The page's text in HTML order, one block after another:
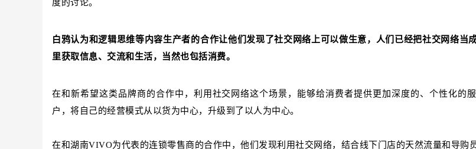
度的讨论。
白鸦认为和逻辑思维等内容生产者的合作让他们发现了社交网络上可以做生意，人们已经把社交网络当
里获取信息、交流和生活，当然也包括消费。
在和新希望这类品牌商的合作中，利用社交网络这个场景，能够给消费者提供更加深度的、个性化的
户，将自己的经营模式从以货为中心，升级到了以人为中心。
在和湖南VIVO为代表的连锁零售商的合作中，他们发现利用社交网络，结合线下门店的天然流量和导购